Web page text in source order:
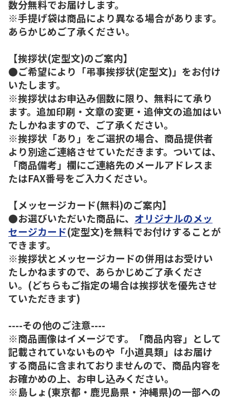
数分無料でお届けします。
※手提げ袋は商品により異なる場合があります。
あらかじめご了承ください。
【挨拶状(定型文)のご案内】
●ご希望により「弔事挨拶状(定型文)」をお付け
いたします。
※挨拶状はお申込み個数に限り、無料にて承り
ます。追加印刷・文章の変更・追伸文の追加はい
たしかねますので、ご了承ください。
※挨拶状「あり」をご選択の場合、商品提供者
より別途ご連絡させていただきます。ついては、
「商品備考」欄にご連絡先のメールアドレスま
たはFAX番号をご入力ください。
【メッセージカード(無料)のご案内】
●お選びいただいた商品に、 オリジナルのメッ
セージカード(定型文)を無料でお付けすることが
できます。
※挨拶状とメッセージカードの併用はお受けい
たしかねますので、あらかじめご了承くださ
い。(どちらもご指定の場合は挨拶状を優先させ
ていただきます)
----その他のご注意----
※商品画像はイメージです。「商品内容」として
記載されていないものや「小道具類」はお届け
する商品に含まれておりませんので、商品内容を
お確かめの上、お申し込みください。
※島しょ(東京都・鹿児島県・沖縄県)の一部への